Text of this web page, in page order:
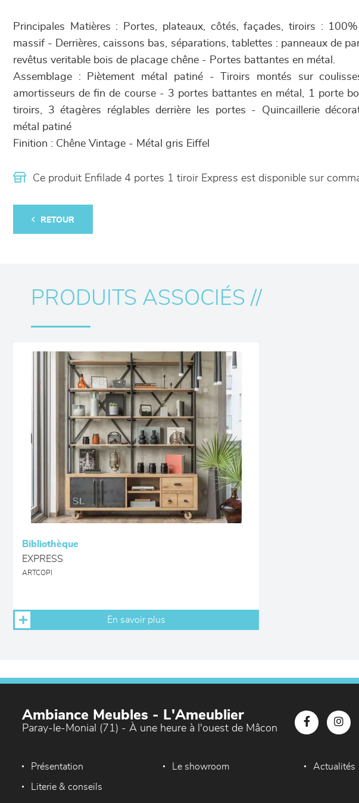
Principales Matières : Portes, plateaux, côtés, façades, tiroirs :
massif - Derrières, caissons bas, séparations, tablettes : panneaux de
revêtus veritable bois de placage chêne - Portes battantes en métal.
Assemblage : Piètement métal patiné - Tiroirs montés sur
amortisseurs de fin de course - 3 portes battantes en métal, 1 porte
tiroirs, 3 étagères réglables derrière les portes - Quincaillerie
métal patiné
Finition : Chêne Vintage - Métal gris Eiffel
Ce produit Enfilade 4 portes 1 tiroir Express est disponible sur
RETOUR
PRODUITS ASSOCIÉS //
Bibliothèque
EXPRESS
ARTCOPI
En savoir plus
Ambiance Meubles - L'Ameublier
Paray-le-Monial (71) - À une heure à l'ouest de Mâcon
Présentation Le showroom Actualités
Literie & conseils